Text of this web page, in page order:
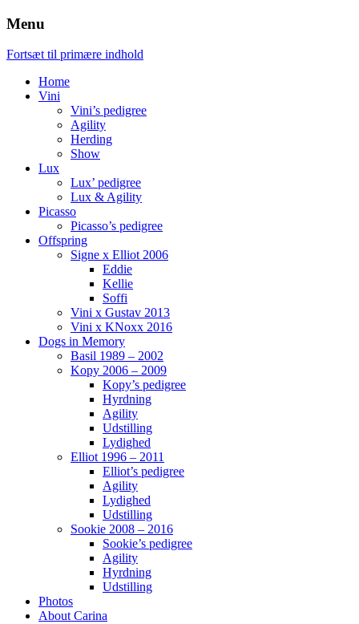
Menu
Fortsæt til primære indhold
Home
Vini
Vini’s pedigree
Agility
Herding
Show
Lux
Lux’ pedigree
Lux & Agility
Picasso
Picasso’s pedigree
Offspring
Signe x Elliot 2006
Eddie
Kellie
Soffi
Vini x Gustav 2013
Vini x KNoxx 2016
Dogs in Memory
Basil 1989 – 2002
Kopy 2006 – 2009
Kopy’s pedigree
Hyrdning
Agility
Udstilling
Lydighed
Elliot 1996 – 2011
Elliot’s pedigree
Agility
Lydighed
Udstilling
Sookie 2008 – 2016
Sookie’s pedigree
Agility
Hyrdning
Udstilling
Photos
About Carina